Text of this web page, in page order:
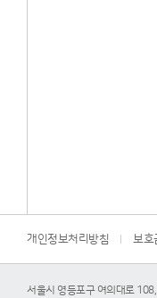
개인정보처리방침 보호
서울시 영등포구 여의대로